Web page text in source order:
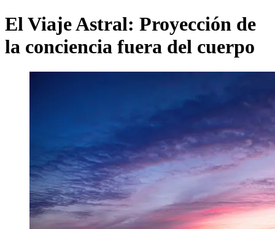
El Viaje Astral: Proyección de
la conciencia fuera del cuerpo